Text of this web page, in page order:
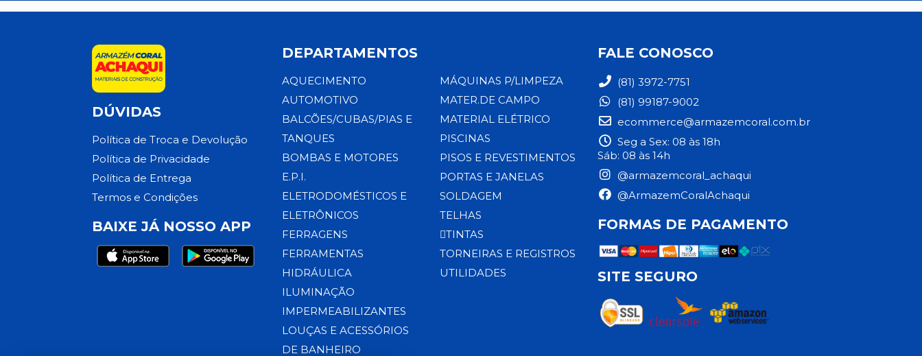
DÚVIDAS
Política de Troca e Devolução
Política de Privacidade
Política de Entrega
Termos e Condições
BAIXE JÁ NOSSO APP
DEPARTAMENTOS
AQUECIMENTO
AUTOMOTIVO
BALCÕES/CUBAS/PIAS E
TANQUES
BOMBAS E MOTORES
E.P.I.
ELETRODOMÉSTICOS E
ELETRÔNICOS
FERRAGENS
FERRAMENTAS
HIDRÁULICA
ILUMINAÇÃO
IMPERMEABILIZANTES
LOUÇAS E ACESSÓRIOS
DE BANHEIRO
MÁQUINAS P/LIMPEZA
MATER.DE CAMPO
MATERIAL ELÉTRICO
PISCINAS
PISOS E REVESTIMENTOS
PORTAS E JANELAS
SOLDAGEM
TELHAS
TINTAS
TORNEIRAS E REGISTROS
UTILIDADES
FALE CONOSCO
(81) 3972-7751
(81) 99187-9002
ecommerce@armazemcoral.com.br
Seg a Sex: 08 às 18h
Sáb: 08 às 14h
@armazemcoral_achaqui
@ArmazemCoralAchaqui
FORMAS DE PAGAMENTO
SITE SEGURO